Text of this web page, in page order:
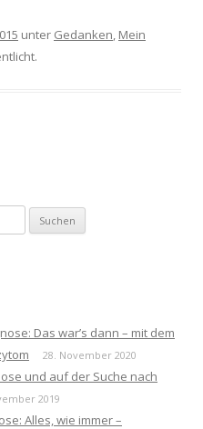
unter Gedanken, Mein
Das war’s dann – mit dem
28. November 2020
und auf der Suche nach
2019
Alles, wie immer –